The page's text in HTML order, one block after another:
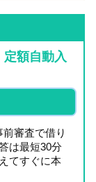
定額自動入
審査で借り
は最短30分
てすぐに本